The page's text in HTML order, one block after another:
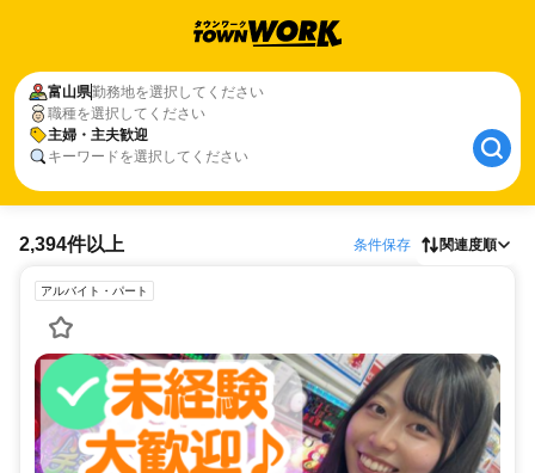
富山県勤務地を選択してください
職種を選択してください
主婦・主夫歓迎
キーワードを選択してください
2,394件以上 条件保存 関連度順
アルバイト・パート